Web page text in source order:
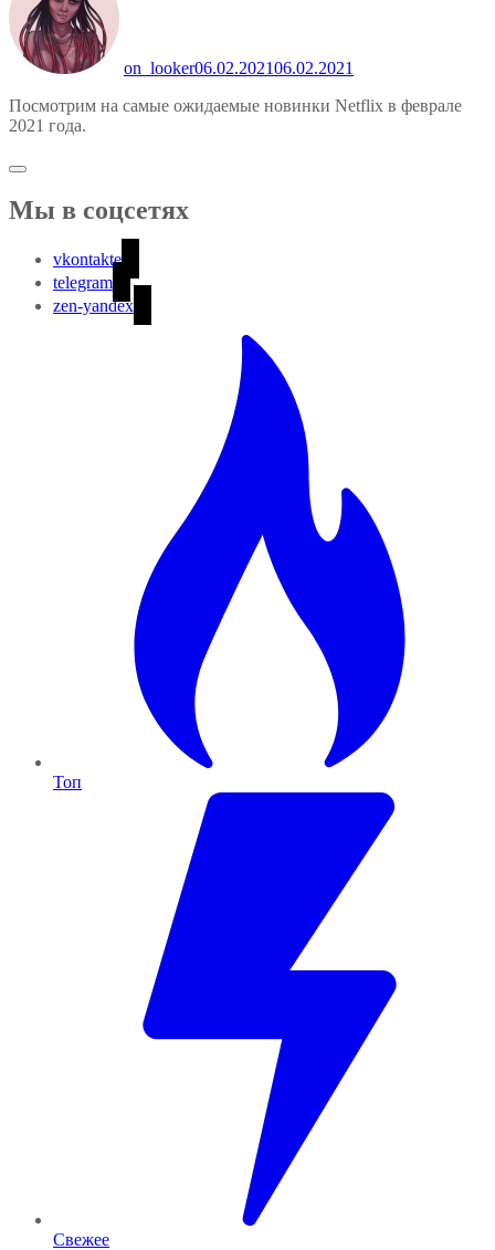
on_looker06.02.202106.02.2021
Посмотрим на самые ожидаемые новинки Netflix в феврале
2021 года.
Мы в соцсетях
vkontakte
telegram
zen-yandex
Топ
Свежее